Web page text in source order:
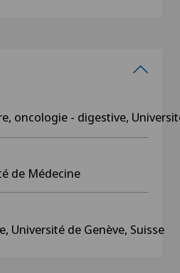
oncologie - digestive,
de Médecine
Université de Genève, Suisse